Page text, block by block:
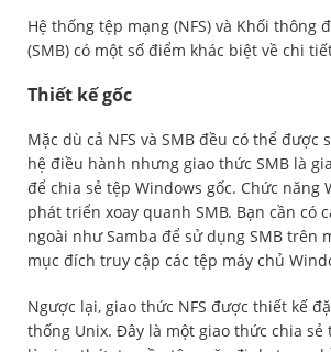
Hệ thống tệp mạng (NFS) và Khối thông
(SMB) có một số điểm khác biệt về chi
Thiết kế gốc
Mặc dù cả NFS và SMB đều có thể được
hệ điều hành nhưng giao thức SMB là
để chia sẻ tệp Windows gốc. Chức năng
phát triển xoay quanh SMB. Bạn cần có
ngoài như Samba để sử dụng SMB trên
mục đích truy cập các tệp máy chủ
Ngược lại, giao thức NFS được thiết kế
thống Unix. Đây là một giao thức chia sẻ